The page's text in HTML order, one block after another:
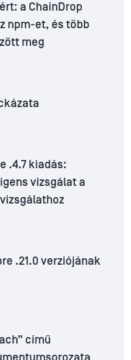
a ChainDrop
npm-et, és több
meg
.4.7 kiadás:
vizsgálat a
.21.0 verziójának
című